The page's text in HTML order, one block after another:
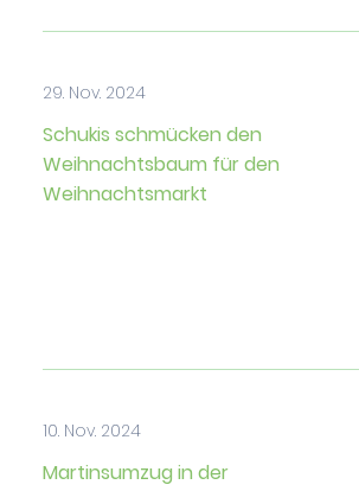
29. Nov. 2024
Schukis schmücken den
Weihnachtsbaum für den
Weihnachtsmarkt
10. Nov. 2024
Martinsumzug in der